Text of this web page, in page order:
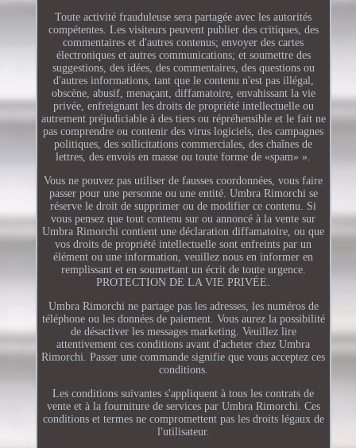
Toute activité frauduleuse sera partagée avec les autorités
compétentes. Les visiteurs peuvent publier des critiques, des
commentaires et d'autres contenus; envoyer des cartes
électroniques et autres communications; et soumettre des
suggestions, des idées, des commentaires, des questions ou
d'autres informations, tant que le contenu n'est pas illégal,
obscène, abusif, menaçant, diffamatoire, envahissant la vie
privée, enfreignant les droits de propriété intellectuelle ou
autrement préjudiciable à des tiers ou répréhensible et le fait ne
pas comprendre ou contenir des virus logiciels, des campagnes
politiques, des sollicitations commerciales, des chaînes de
lettres, des envois en masse ou toute forme de «spam» ».
Vous ne pouvez pas utiliser de fausses coordonnées, vous faire
passer pour une personne ou une entité. Umbra Rimorchi se
réserve le droit de supprimer ou de modifier ce contenu. Si
vous pensez que tout contenu sur ou annoncé à la vente sur
Umbra Rimorchi contient une déclaration diffamatoire, ou que
vos droits de propriété intellectuelle sont enfreints par un
élément ou une information, veuillez nous en informer en
remplissant et en soumettant un écrit de toute urgence.
PROTECTION DE LA VIE PRIVÉE.
Umbra Rimorchi ne partage pas les adresses, les numéros de
téléphone ou les données de paiement. Vous aurez la possibilité
de désactiver les messages marketing. Veuillez lire
attentivement ces conditions avant d'acheter chez Umbra
Rimorchi. Passer une commande signifie que vous acceptez ces
conditions.
Les conditions suivantes s'appliquent à tous les contrats de
vente et à la fourniture de services par Umbra Rimorchi. Ces
conditions et termes ne compromettent pas les droits légaux de
l'utilisateur.